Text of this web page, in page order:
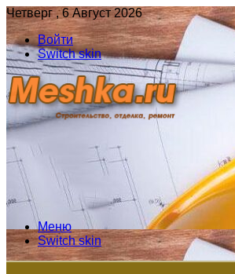
Четверг , 6 Август 2026
Войти
Switch skin
Меню
Switch skin